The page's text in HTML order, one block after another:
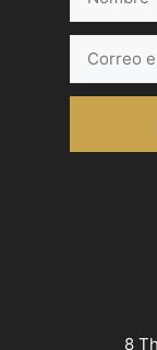
electrónico
8